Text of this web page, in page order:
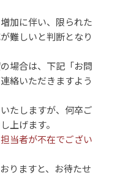
加に伴い、限られた
難しいと判断となり
場合は、下記「お問
絡いただきますよう
たしますが、何卒ご
上げます。
当者が不在でござい
りますと、お待たせ